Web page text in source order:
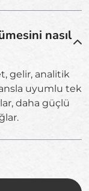
nasıl
gelir, analitik
uyumlu tek
daha güçlü